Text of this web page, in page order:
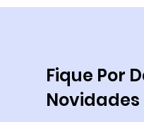
Fique Por
Novidades